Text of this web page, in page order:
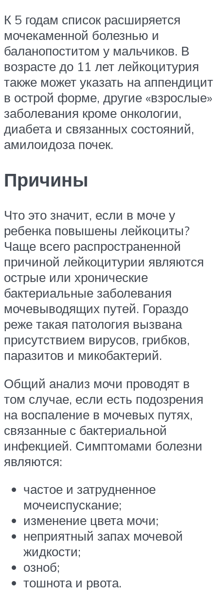
К 5 годам список расширяется
мочекаменной болезнью и
баланопоститом у мальчиков. В
возрасте до 11 лет лейкоцитурия
также может указать на аппендицит
в острой форме, другие «взрослые»
заболевания кроме онкологии,
диабета и связанных состояний,
амилоидоза почек.
Причины
Что это значит, если в моче у
ребенка повышены лейкоциты?
Чаще всего распространенной
причиной лейкоцитурии являются
острые или хронические
бактериальные заболевания
мочевыводящих путей. Гораздо
реже такая патология вызвана
присутствием вирусов, грибков,
паразитов и микобактерий.
Общий анализ мочи проводят в
том случае, если есть подозрения
на воспаление в мочевых путях,
связанные с бактериальной
инфекцией. Симптомами болезни
являются:
частое и затрудненное
мочеиспускание;
изменение цвета мочи;
неприятный запах мочевой
жидкости;
озноб;
тошнота и рвота.